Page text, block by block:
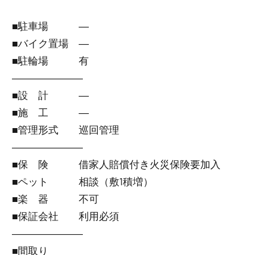
■駐車場 ―
■バイク置場 ―
■駐輪場 有
―――――――
■設 計 ―
■施 工 ―
■管理形式 巡回管理
―――――――
■保 険 借家人賠償付き火災保険要加入
■ペット 相談（敷1積増）
■楽 器 不可
■保証会社 利用必須
―――――――
■間取り